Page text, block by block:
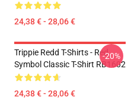
24,38 € - 28,06 €
Trippie Redd T-Shirts - Red
Symbol Classic T-Shirt RB1602
24,38 € - 28,06 €
-20%